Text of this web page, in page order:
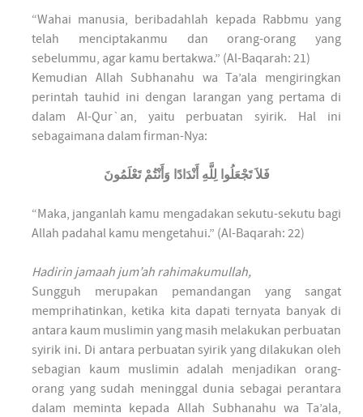
“Wahai manusia, beribadahlah kepada Rabbmu yang
telah menciptakanmu dan orang-orang yang
sebelummu, agar kamu bertakwa.” (Al-Baqarah: 21)
Kemudian Allah Subhanahu wa Ta’ala mengiringkan
perintah tauhid ini dengan larangan yang pertama di
dalam Al-Qur`an, yaitu perbuatan syirik. Hal ini
sebagaimana dalam firman-Nya:
فَلاَ تَجْعَلُوا لِلَّهِ أَنْدَادًا وَأَنْتُمْ تَعْلَمُونَ
“Maka, janganlah kamu mengadakan sekutu-sekutu bagi
Allah padahal kamu mengetahui.” (Al-Baqarah: 22)
Hadirin jamaah jum’ah rahimakumullah,
Sungguh merupakan pemandangan yang sangat
memprihatinkan, ketika kita dapati ternyata banyak di
antara kaum muslimin yang masih melakukan perbuatan
syirik ini. Di antara perbuatan syirik yang dilakukan oleh
sebagian kaum muslimin adalah menjadikan orang-
orang yang sudah meninggal dunia sebagai perantara
dalam meminta kepada Allah Subhanahu wa Ta’ala,